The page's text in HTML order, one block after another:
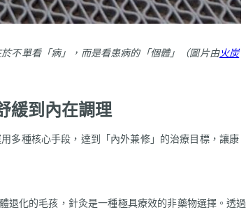
不單看「病」，而是看患病的「個體」（圖片由火炭
緩到內在調理
多種核心手段，達到「內外兼修」的治療目標，讓康
退化的毛孩，針灸是一種極具療效的非藥物選擇。透過